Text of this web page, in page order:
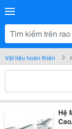
Vật liệu hoàn thiện
Hệ